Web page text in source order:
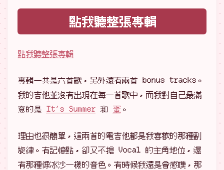
點我聽整張專輯
點我聽整張專輯
專輯一共是六首歌，另外還有兩首 bonus tracks。
我的吉他並沒有出現在每一首歌中，而我對自己最滿
意的是 It’s Summer 和 蛋 。
理由也很簡單，這兩首的電吉他都是我喜歡的那種副
旋律。有記憶點，卻又不搶 Vocal 的主角地位，還
有那種像冰沙一樣的音色。有時候我還是會感嘆，那